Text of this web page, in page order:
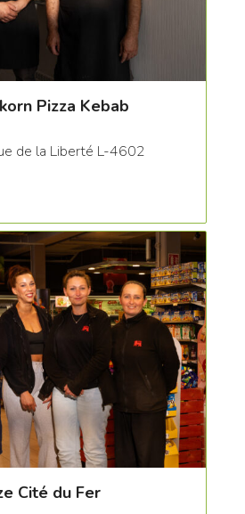
Pizza Kebab
de la Liberté L-4602
Cité du Fer